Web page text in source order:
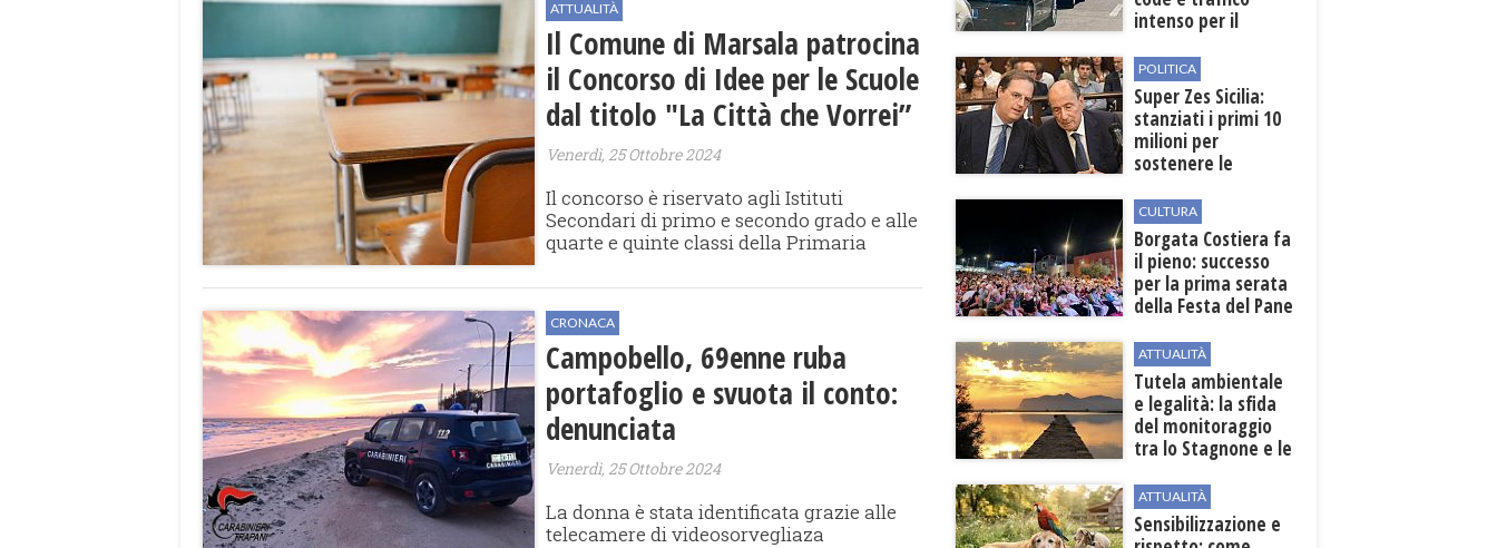
ATTUALITÀ
Il Comune di Marsala patrocina
il Concorso di Idee per le Scuole
dal titolo "La Città che Vorrei”
Venerdì, 25 Ottobre 2024
Il concorso è riservato agli ​Istituti
Secondari di primo e secondo grado e alle
quarte e quinte classi della Primaria
CRONACA
Campobello, 69enne ruba
portafoglio e svuota il conto:
denunciata
Venerdì, 25 Ottobre 2024
La donna è stata identificata grazie alle
telecamere di videosorvegliaza
intenso per il
POLITICA
Super Zes Sicilia:
stanziati i primi 10
milioni per
sostenere le
CULTURA
​Borgata Costiera fa
il pieno: successo
per la prima serata
della Festa del Pane
ATTUALITÀ
Tutela ambientale
e legalità: la sfida
del monitoraggio
tra lo Stagnone e le
ATTUALITÀ
Sensibilizzazione e